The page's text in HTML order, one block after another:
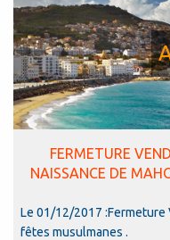
FERMETURE
NAISSANCE DE
Le 01/12/2017
fêtes musulmanes .